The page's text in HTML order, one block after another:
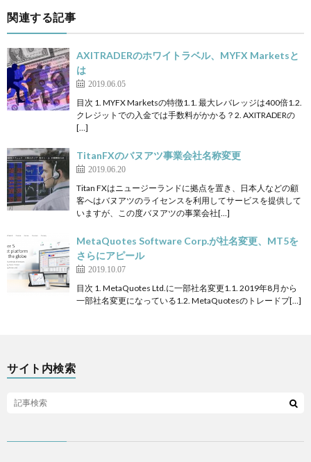
関連する記事
AXITRADERのホワイトラベル、MYFX Marketsと
は
2019.06.05
目次 1. MYFX Marketsの特徴1.1. 最大レバレッジは400倍1.2.
クレジットでの入金では手数料がかかる？2. AXITRADERの
[…]
TitanFXのバヌアツ事業会社名称変更
2019.06.20
Titan FXはニュージーランドに拠点を置き、日本人などの顧
客へはバヌアツのライセンスを利用してサービスを提供して
いますが、この度バヌアツの事業会社[…]
MetaQuotes Software Corp.が社名変更、MT5を
さらにアピール
2019.10.07
目次 1. MetaQuotes Ltd.に一部社名変更1.1. 2019年8月から
一部社名変更になっている1.2. MetaQuotesのトレードプ[…]
サイト内検索